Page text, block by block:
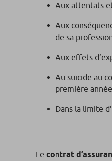
Aux attentats
Aux
de sa profession,
Aux effets
Au suicide au
première année
Dans la limite
Le contrat